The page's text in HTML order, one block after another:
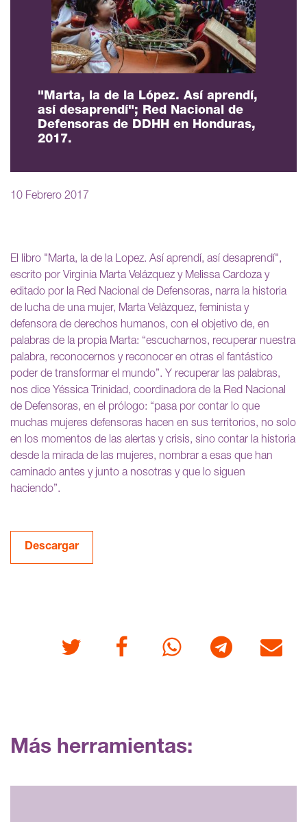
"Marta, la de la López. Así aprendí,
así desaprendí"; Red Nacional de
Defensoras de DDHH en Honduras,
2017.
10 Febrero 2017
El libro "Marta, la de la Lopez. Así aprendí, así desaprendí",
escrito por Virginia Marta Velázquez y Melissa Cardoza y
editado por la Red Nacional de Defensoras, narra la historia
de lucha de una mujer, Marta Velàzquez, feminista y
defensora de derechos humanos, con el objetivo de, en
palabras de la propia Marta: “escucharnos, recuperar nuestra
palabra, reconocernos y reconocer en otras el fantástico
poder de transformar el mundo”. Y recuperar las palabras,
nos dice Yéssica Trinidad, coordinadora de la Red Nacional
de Defensoras, en el prólogo: “pasa por contar lo que
muchas mujeres defensoras hacen en sus territorios, no solo
en los momentos de las alertas y crisis, sino contar la historia
desde la mirada de las mujeres, nombrar a esas que han
caminado antes y junto a nosotras y que lo siguen
haciendo”.
Descargar
Twitter FacebookWhatsappTelegram Correo
Más herramientas: